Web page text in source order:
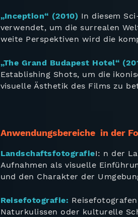
„Inception“ (2010) In diesem
verwendet, um die surrealen
weite Perspektiven wird die
„The Grand Budapest Hotel“
Establishing Shots, um die
visuelle Ästhetik des Films zu
Anwendungsbereiche in der
LandschaftsfotografieI: n der
Aufnahmen als visuelle
und den Charakter der
Reisefotografie:
Naturkulissen oder kulturelle